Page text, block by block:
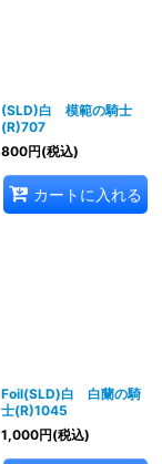
(SLD)白 模範の騎士
(R)707
800円(税込)
カートに入れる
Foil(SLD)白 白蘭の騎
士(R)1045
1,000円(税込)